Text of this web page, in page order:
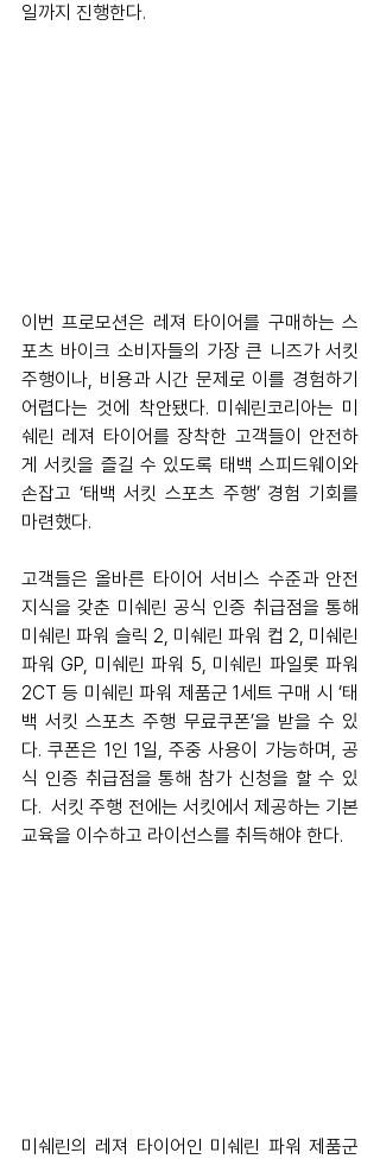
일까지 진행한다.
이번 프로모션은 레져 타이어를 구매하는 스
포츠 바이크 소비자들의 가장 큰 니즈가 서킷
주행이나, 비용과 시간 문제로 이를 경험하기
어렵다는 것에 착안됐다. 미쉐린코리아는 미
쉐린 레져 타이어를 장착한 고객들이 안전하
게 서킷을 즐길 수 있도록 태백 스피드웨이와
손잡고 ‘태백 서킷 스포츠 주행’ 경험 기회를
마련했다.
고객들은 올바른 타이어 서비스 수준과 안전
지식을 갖춘 미쉐린 공식 인증 취급점을 통해
미쉐린 파워 슬릭 2, 미쉐린 파워 컵 2, 미쉐린
파워 GP, 미쉐린 파워 5, 미쉐린 파일롯 파워
2CT 등 미쉐린 파워 제품군 1세트 구매 시 ‘태
백 서킷 스포츠 주행 무료쿠폰’을 받을 수 있
다. 쿠폰은 1인 1일, 주중 사용이 가능하며, 공
식 인증 취급점을 통해 참가 신청을 할 수 있
다.  서킷 주행 전에는 서킷에서 제공하는 기본
교육을 이수하고 라이선스를 취득해야 한다.
미쉐린의 레져 타이어인 미쉐린 파워 제품군